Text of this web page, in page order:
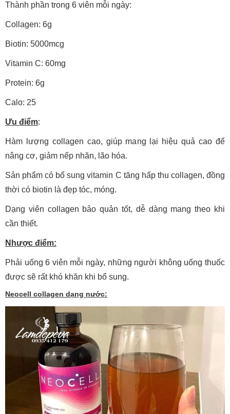
Thành phần trong 6 viên mỗi ngày:
Collagen: 6g
Biotin: 5000mcg
Vitamin C: 60mg
Protein: 6g
Calo: 25
Ưu điểm:
Hàm lượng collagen cao, giúp mang lại hiệu quả cao để
nâng cơ, giảm nếp nhăn, lão hóa.
Sản phẩm có bổ sung vitamin C tăng hấp thu collagen, đồng
thời có biotin là đẹp tóc, móng.
Dạng viên collagen bảo quản tốt, dễ dàng mang theo khi
cần thiết.
Nhược điểm:
Phải uống 6 viên mỗi ngày, những người không uống thuốc
được sẽ rất khó khăn khi bổ sung.
Neocell collagen dạng nước: